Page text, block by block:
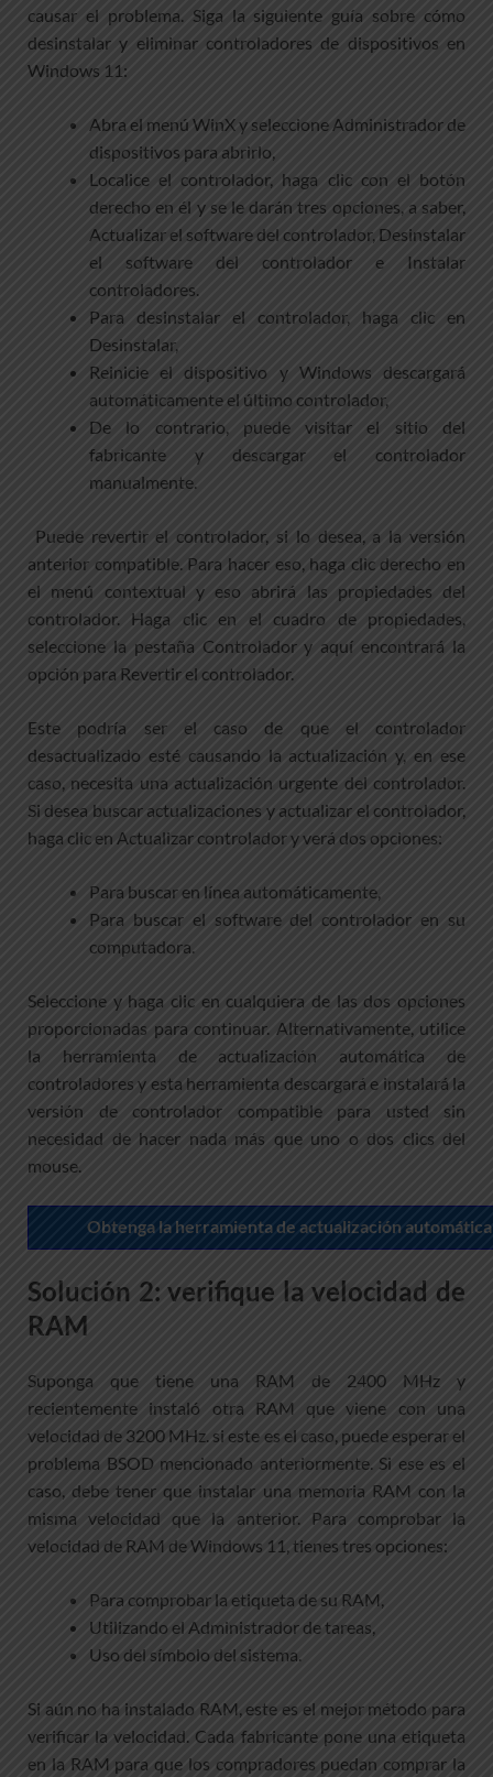
causar el problema. Siga la siguiente guía sobre cómo
desinstalar y eliminar controladores de dispositivos en
Windows 11:
Abra el menú WinX y seleccione Administrador de
dispositivos para abrirlo,
Localice el controlador, haga clic con el botón
derecho en él y se le darán tres opciones, a saber,
Actualizar el software del controlador, Desinstalar
el software del controlador e Instalar
controladores.
Para desinstalar el controlador, haga clic en
Desinstalar,
Reinicie el dispositivo y Windows descargará
automáticamente el último controlador,
De lo contrario, puede visitar el sitio del
fabricante y descargar el controlador
manualmente.
Puede revertir el controlador, si lo desea, a la versión
anterior compatible. Para hacer eso, haga clic derecho en
el menú contextual y eso abrirá las propiedades del
controlador. Haga clic en el cuadro de propiedades,
seleccione la pestaña Controlador y aquí encontrará la
opción para Revertir el controlador.
Este podría ser el caso de que el controlador
desactualizado esté causando la actualización y, en ese
caso, necesita una actualización urgente del controlador.
Si desea buscar actualizaciones y actualizar el controlador,
haga clic en Actualizar controlador y verá dos opciones:
Para buscar en línea automáticamente,
Para buscar el software del controlador en su
computadora.
Seleccione y haga clic en cualquiera de las dos opciones
proporcionadas para continuar. Alternativamente, utilice
la herramienta de actualización automática de
controladores y esta herramienta descargará e instalará la
versión de controlador compatible para usted sin
necesidad de hacer nada más que uno o dos clics del
mouse.
Obtenga la herramienta de actualización
Solución 2: verifique la velocidad de
RAM
Suponga que tiene una RAM de 2400 MHz y
recientemente instaló otra RAM que viene con una
velocidad de 3200 MHz. si este es el caso, puede esperar el
problema BSOD mencionado anteriormente. Si ese es el
caso, debe tener que instalar una memoria RAM con la
misma velocidad que la anterior. Para comprobar la
velocidad de RAM de Windows 11, tienes tres opciones:
Para comprobar la etiqueta de su RAM,
Utilizando el Administrador de tareas,
Uso del símbolo del sistema.
Si aún no ha instalado RAM, este es el mejor método para
verificar la velocidad. Cada fabricante pone una etiqueta
en la RAM para que los compradores puedan comprar la